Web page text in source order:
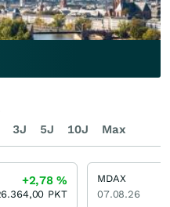
3J 5J 10J Max
+2,78%
PKT
MDAX
07.08.26